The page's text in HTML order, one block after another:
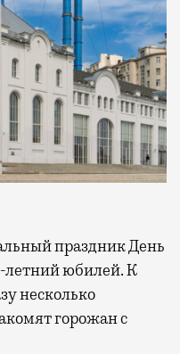
летний юбилей. К
несколько
горожан с